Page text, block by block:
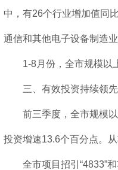
中，有26个行业增加值同
通信和其他电子设备制造
1-8月份，全市规模以
三、有效投资持续领
前三季度，全市规模
投资增速13.6个百分点。
全市项目招引“4833”